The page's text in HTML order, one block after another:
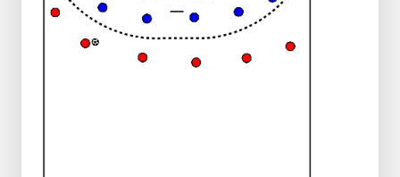
Desenvolvimento
O guarda-redes coloca a bola em uma
das alas e inicia uma situação de 2x1.